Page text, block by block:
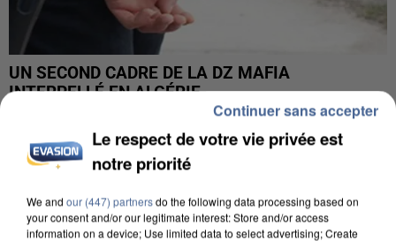
UN SECOND CADRE DE LA DZ MAFIA
INTERPELLÉ EN ALGÉRIE
Le respect de votre vie privée est
notre priorité
We and our (447) partnersdo the following data processing based on
your consent and/or our legitimate interest: Store and/or access
information on a device; Use limited data to select advertising; Create
Continuer sans accepter